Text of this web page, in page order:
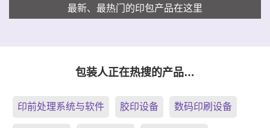
最新、最热门的印包产品在这里
包装人正在热搜的产品…
印前处理系统与软件 胶印设备 数码印刷设备